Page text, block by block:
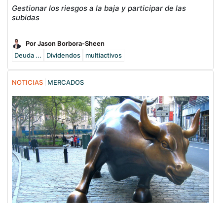
Gestionar los riesgos a la baja y participar de las
subidas
Por Jason Borbora-Sheen
Deuda ...
Dividendos multiactivos
NOTICIAS MERCADOS